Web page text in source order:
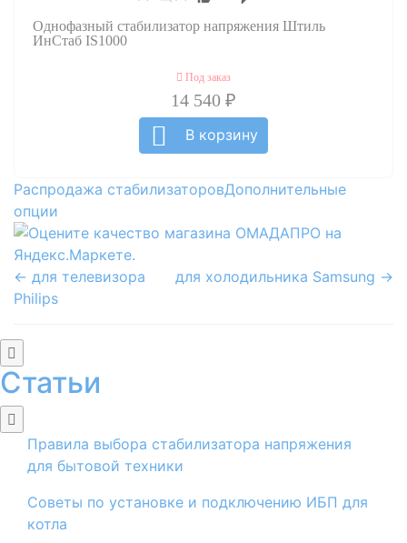
Однофазный стабилизатор напряжения Штиль
ИнСтаб IS1000
Под заказ
14 540 ₽
В корзину
Распродажа стабилизаторовДополнительные
опции
для холодильника Samsung →
← для телевизора
Philips
Статьи
Правила выбора стабилизатора напряжения
для бытовой техники
Советы по установке и подключению ИБП для
котла